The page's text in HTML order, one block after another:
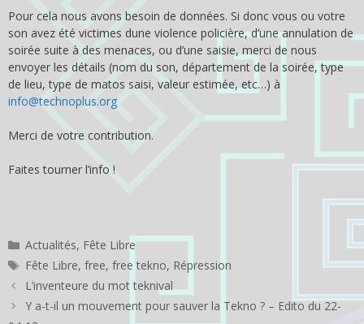
Pour cela nous avons besoin de données. Si donc vous ou votre
son avez été victimes dune violence policière, d’une annulation de
soirée suite à des menaces, ou d’une saisie, merci de nous
envoyer les détails (nom du son, département de la soirée, type
de lieu, type de matos saisi, valeur estimée, etc…) à
info@technoplus.org
Merci de votre contribution.
Faites tourner l’info !
Catégories
Actualités, Fête Libre
Étiquettes
Fête Libre,free,free tekno, Répression
L’inventeure du mot teknival
Y a-t-il un mouvement pour sauver la Tekno ? – Edito du 22-